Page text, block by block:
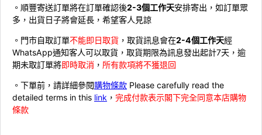
。順豐寄送訂單將在訂單確認後2-3個工作天安排寄出，如訂單眾
多，出貨日子將會延長，希望客人見諒
。門市自取訂單不能即日取貨 ，取貨訊息會在2-4個工作天經
WhatsApp通知客人可以取貨，取貨期限為訊息發出起計7天，逾
期未取訂單將即時取消 ， 所有款項將不獲退回
。下單前，請詳細參閱購物條款 Please carefully read the
detailed terms in this link ， 完成付款表示閣下完全同意本店購物
條款